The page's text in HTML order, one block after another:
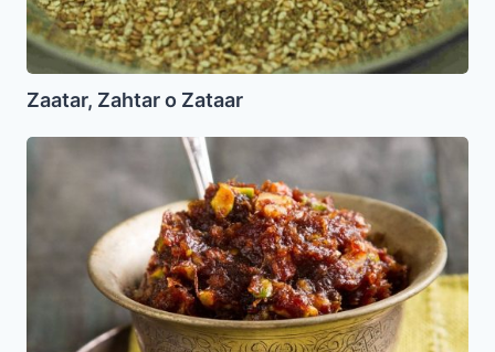
Zaatar, Zahtar o Zataar
Jaroset